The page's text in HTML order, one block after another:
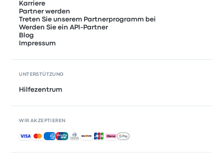
Karriere
Partner werden
Treten Sie unserem Partnerprogramm bei
Werden Sie ein API-Partner
Blog
Impressum
UNTERSTÜTZUNG
Hilfezentrum
WIR AKZEPTIEREN
Akzeptierte Zahlungsmethoden